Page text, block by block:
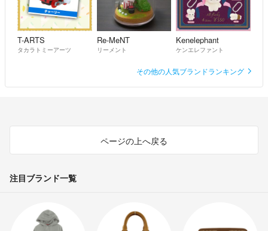
T-ARTS
タカラトミーアーツ
Re-MeNT
リーメント
Kenelephant
ケンエレファント
その他の人気ブランドランキング
ページの上へ戻る
注目ブランド一覧